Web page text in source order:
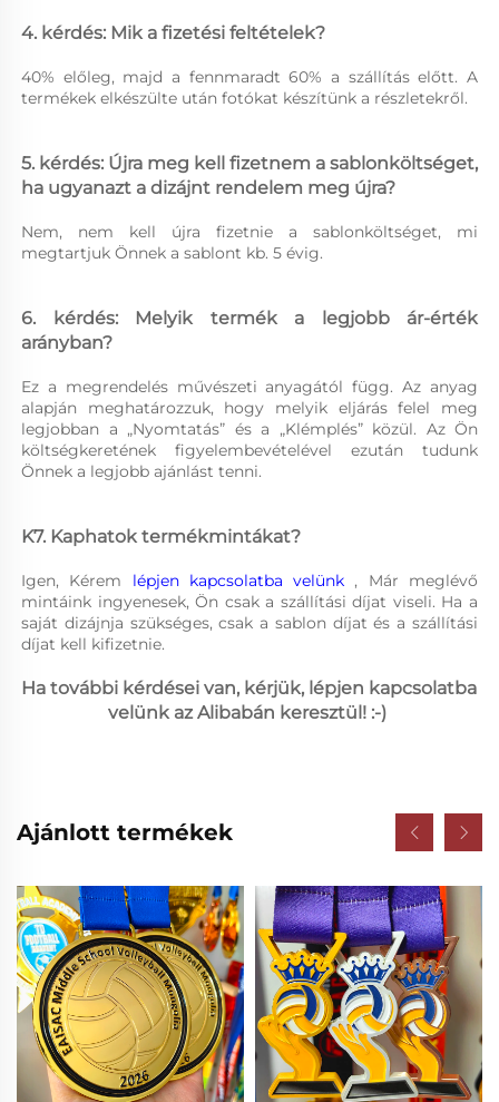
4. kérdés: Mik a fizetési feltételek?
40% előleg, majd a fennmaradt 60% a szállítás előtt. A
termékek elkészülte után fotókat készítünk a részletekről.
5. kérdés: Újra meg kell fizetnem a sablonköltséget,
ha ugyanazt a dizájnt rendelem meg újra?
Nem, nem kell újra fizetnie a sablonköltséget, mi
megtartjuk Önnek a sablont kb. 5 évig.
6. kérdés: Melyik termék a legjobb ár-érték
arányban?
Ez a megrendelés művészeti anyagától függ. Az anyag
alapján meghatározzuk, hogy melyik eljárás felel meg
legjobban a „Nyomtatás” és a „Klémplés” közül. Az Ön
költségkeretének figyelembevételével ezután tudunk
Önnek a legjobb ajánlást tenni.
K7. Kaphatok termékmintákat?
Igen, Kérem lépjen kapcsolatba velünk , Már meglévő
mintáink ingyenesek, Ön csak a szállítási díjat viseli. Ha a
saját dizájnja szükséges, csak a sablon díjat és a szállítási
díjat kell kifizetnie.
Ha további kérdései van, kérjük, lépjen kapcsolatba
velünk az Alibabán keresztül! :-)
Ajánlott termékek